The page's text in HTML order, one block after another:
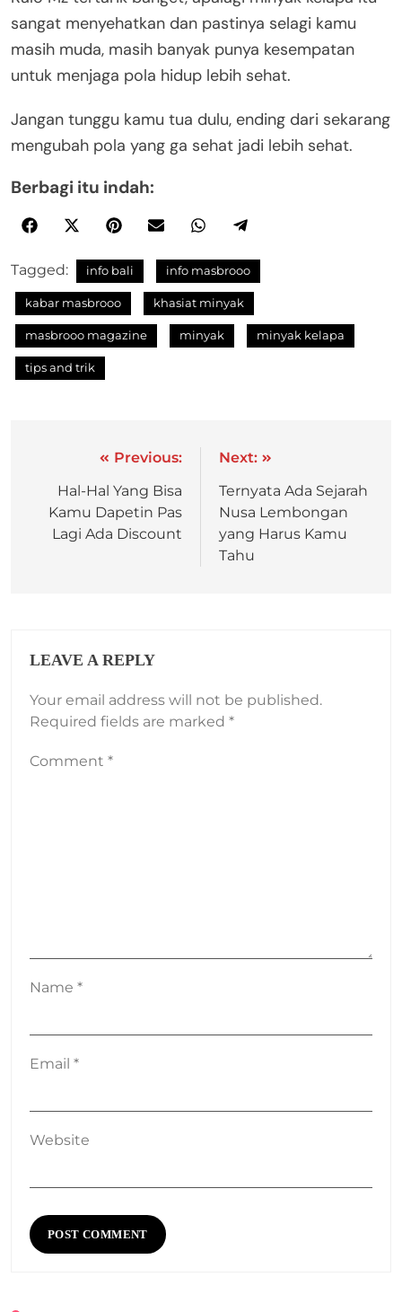
sangat menyehatkan dan pastinya selagi kamu
masih muda, masih banyak punya kesempatan
untuk menjaga pola hidup lebih sehat.
Jangan tunggu kamu tua dulu, ending dari sekarang
mengubah pola yang ga sehat jadi lebih sehat.
Berbagi itu indah:
Tagged: info bali info masbrooo
kabar masbrooo khasiat minyak
masbrooo magazine minyak minyak kelapa
tips and trik
Previous:
Hal-Hal Yang Bisa
Kamu Dapetin Pas
Lagi Ada Discount
Next:
Ternyata Ada Sejarah
Nusa Lembongan
yang Harus Kamu
Tahu
LEAVE A REPLY
Your email address will not be published.
Required fields are marked *
Comment *
Name *
Email *
Website